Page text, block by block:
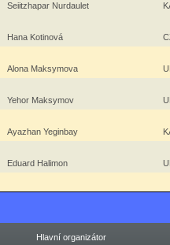
Seiitzhapar Nurdaulet
Hana Kotinová
Alona Maksymova
Yehor Maksymov
Ayazhan Yeginbay
Eduard Halimon
Hlavní organizátor